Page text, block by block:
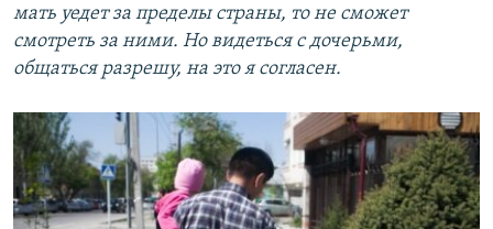
мать уедет за пределы страны, то не сможет
смотреть за ними. Но видеться с дочерьми,
общаться разрешу, на это я согласен.